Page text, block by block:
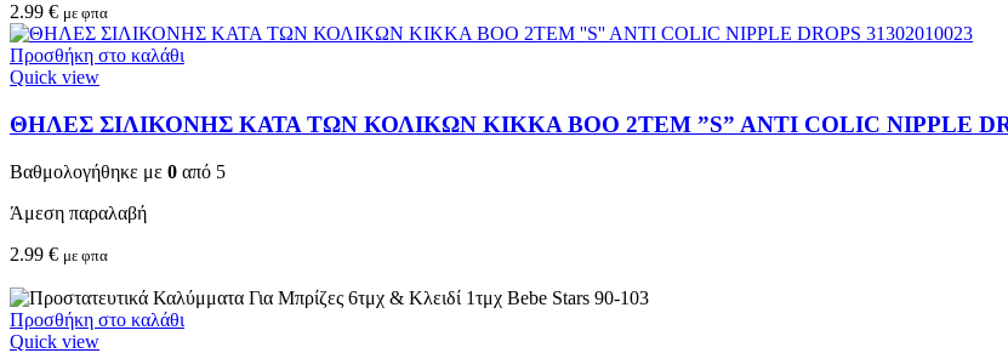
2.99 € με φπα
Προσθήκη στο καλάθι
Quick view
ΘΗΛΕΣ ΣΙΛΙΚΟΝΗΣ ΚΑΤΑ ΤΩΝ ΚΟΛΙΚΩΝ KIKKA BOO 2TEM ”S” ANTI COLIC NIPPLE
Βαθμολογήθηκε με 0 από 5
Άμεση παραλαβή
2.99 € με φπα
Προσθήκη στο καλάθι
Quick view